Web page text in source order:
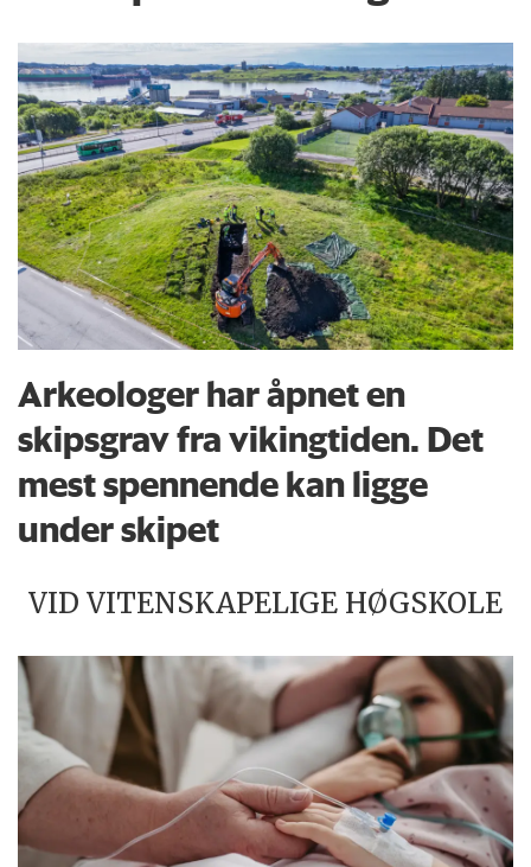
Arkeologer har åpnet en
skipsgrav fra vikingtiden. Det
mest spennende kan ligge
under skipet
VID VITENSKAPELIGE HØGSKOLE